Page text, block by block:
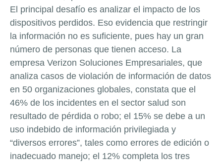
El principal desafío es analizar el impacto de los
dispositivos perdidos. Eso evidencia que restringir
la información no es suficiente, pues hay un gran
número de personas que tienen acceso. La
empresa Verizon Soluciones Empresariales, que
analiza casos de violación de información de datos
en 50 organizaciones globales, constata que el
46% de los incidentes en el sector salud son
resultado de pérdida o robo; el 15% se debe a un
uso indebido de información privilegiada y
“diversos errores”, tales como errores de edición o
inadecuado manejo; el 12% completa los tres